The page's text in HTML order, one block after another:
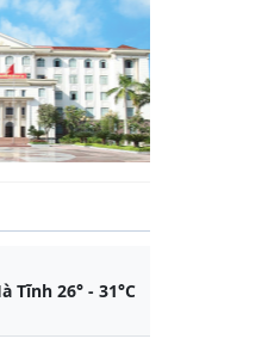
Tĩnh 26° - 31°C